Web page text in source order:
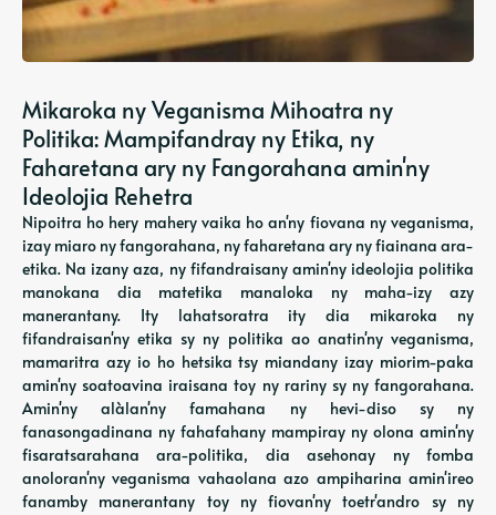
Mikaroka ny Veganisma Mihoatra ny
Politika: Mampifandray ny Etika, ny
Faharetana ary ny Fangorahana amin'ny
Ideolojia Rehetra
Nipoitra ho hery mahery vaika ho an'ny fiovana ny veganisma,
izay miaro ny fangorahana, ny faharetana ary ny fiainana ara-
etika. Na izany aza, ny fifandraisany amin'ny ideolojia politika
manokana dia matetika manaloka ny maha-izy azy
manerantany. Ity lahatsoratra ity dia mikaroka ny
fifandraisan'ny etika sy ny politika ao anatin'ny veganisma,
mamaritra azy io ho hetsika tsy miandany izay miorim-paka
amin'ny soatoavina iraisana toy ny rariny sy ny fangorahana.
Amin'ny alàlan'ny famahana ny hevi-diso sy ny
fanasongadinana ny fahafahany mampiray ny olona amin'ny
fisaratsarahana ara-politika, dia asehonay ny fomba
anoloran'ny veganisma vahaolana azo ampiharina amin'ireo
fanamby manerantany toy ny fiovan'ny toetr'andro sy ny